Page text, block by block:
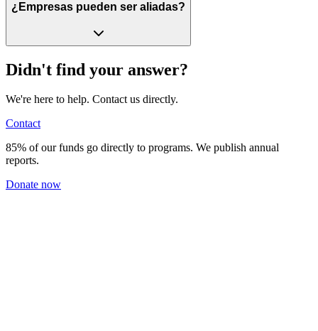
¿Empresas pueden ser aliadas?
Didn't find your answer?
We're here to help. Contact us directly.
Contact
85% of our funds go directly to programs. We publish annual
reports.
Donate now